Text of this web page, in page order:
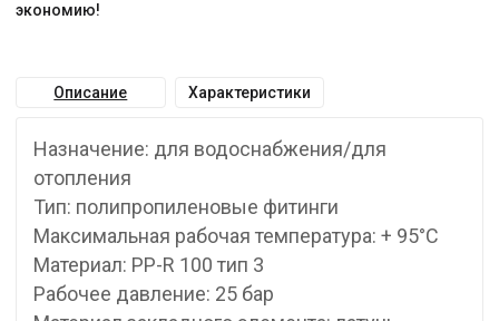
экономию!
Описание Характеристики
Назначение: для водоснабжения/для
отопления
Тип: полипропиленовые фитинги
Максимальная рабочая температура: + 95°С
Материал: PP-R 100 тип 3
Рабочее давление: 25 бар